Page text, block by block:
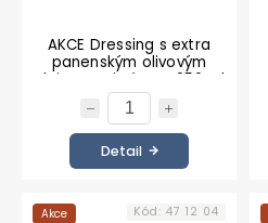
AKCE Dressing s extra
panenským olivovým
olejem a citrónem 250 ml
Detail
Akce Kód: 47 12 04